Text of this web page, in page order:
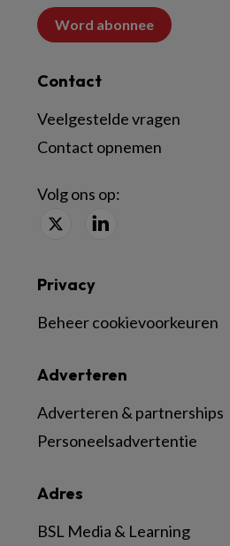
Word abonnee
Contact
Veelgestelde vragen
Contact opnemen
Volg ons op:
Adres
BSL Media & Learning
Adverteren
Adverteren & partnerships
Personeelsadvertentie
Privacy
Beheer cookievoorkeuren